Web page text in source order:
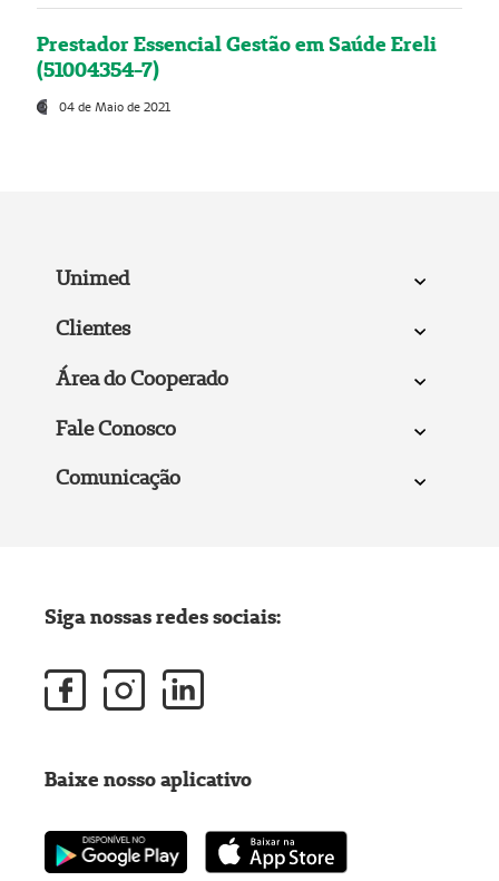
Prestador Essencial Gestão em Saúde Ereli
(51004354-7)
04 de Maio de 2021
Unimed
Clientes
Área do Cooperado
Fale Conosco
Comunicação
Siga nossas redes sociais:
Baixe nosso aplicativo